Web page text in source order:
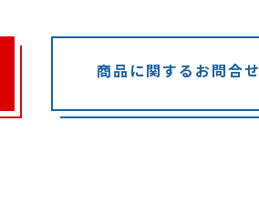
商品に関するお問合せ